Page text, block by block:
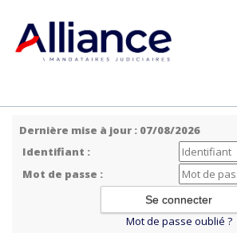
Dernière mise à jour : 07/08/2026
Identifiant :
Mot de passe :
Mot de passe oublié ?